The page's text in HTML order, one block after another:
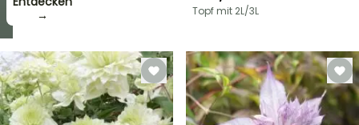
→
→
Topf mit 2L/3L